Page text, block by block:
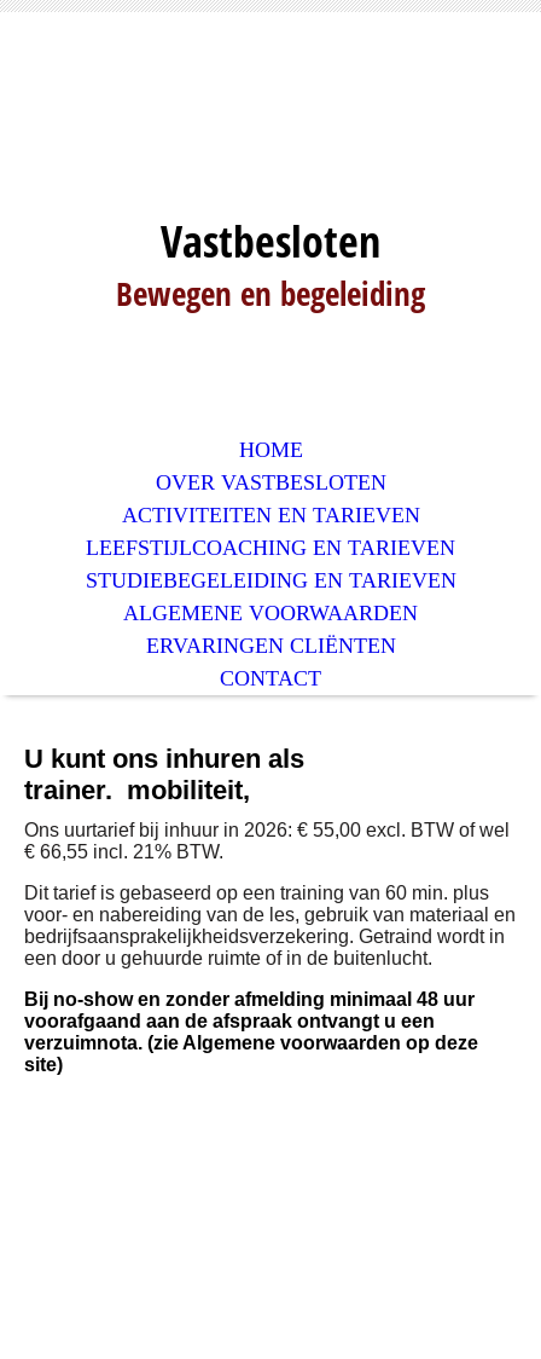
Vastbesloten
Bewegen en begeleiding
HOME
OVER VASTBESLOTEN
ACTIVITEITEN EN TARIEVEN
LEEFSTIJLCOACHING EN TARIEVEN
STUDIEBEGELEIDING EN TARIEVEN
ALGEMENE VOORWAARDEN
ERVARINGEN CLIËNTEN
CONTACT
U kunt ons inhuren als
trainer. mobiliteit,
Ons uurtarief bij inhuur in 2026: € 55,00 excl. BTW of wel
€ 66,55 incl. 21% BTW.
Dit tarief is gebaseerd op een training van 60 min. plus
voor- en nabereiding van de les, gebruik van materiaal en
bedrijfsaansprakelijkheidsverzekering. Getraind wordt in
een door u gehuurde ruimte of in de buitenlucht.
Bij no-show en zonder afmelding minimaal 48 uur
voorafgaand aan de afspraak ontvangt u een
verzuimnota. (zie Algemene voorwaarden op deze
site)